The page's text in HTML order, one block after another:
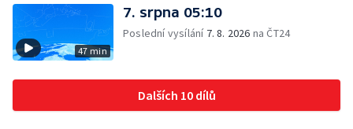
47 min
7. srpna 05:10
Poslední vysílání 7. 8. 2026 na ČT24
Dalších 10 dílů